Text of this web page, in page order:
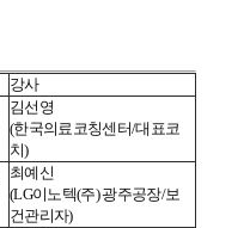
강사
김선영
(한국의료코칭센터/대표코
치)
최예신
(LG이노텍(주) 광주공장/보
건관리자)